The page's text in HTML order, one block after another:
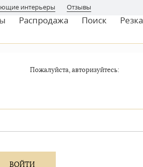
интерьеры Отзывы
Распродажа Поиск Резка
Пожалуйста, авторизуйтесь: